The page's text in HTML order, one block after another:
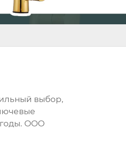
выбор,
годы. ООО